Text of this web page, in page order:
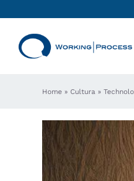
al
contenuto
Home» Cultura»